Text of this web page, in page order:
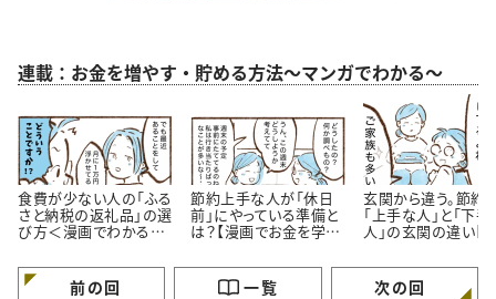
連載：お金を増やす・貯める方法～マンガでわかる～
食費が少ない人の「ふる
さと納税の返礼品」の選
び方＜漫画でわかるお
節約上手な人が「休日
前」にやっている準備と
は？【漫画でお金を学
玄関から違う。節約
「上手な人」と「下
人」の玄関の違い【
前の回 一覧 次の回